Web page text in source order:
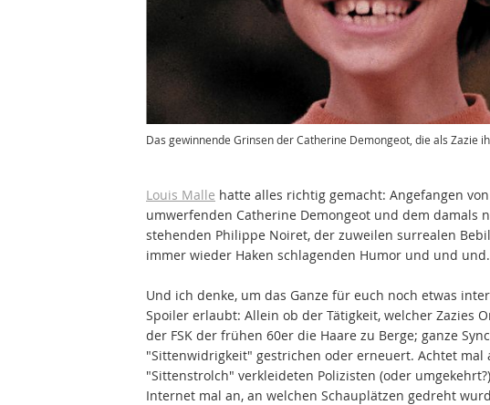
Das gewinnende Grinsen der Catherine Demongeot, die als Zazie
Louis Malle hatte alles richtig gemacht: Angefangen
umwerfenden Catherine Demongeot und dem damals
stehenden Philippe Noiret, der zuweilen surrealen
immer wieder Haken schlagenden Humor und und
Und ich denke, um das Ganze für euch noch etwas
Spoiler erlaubt: Allein ob der Tätigkeit, welcher Zazies
der FSK der frühen 60er die Haare zu Berge; ganze
"Sittenwidrigkeit" gestrichen oder erneuert. Achtet mal
"Sittenstrolch" verkleideten Polizisten (oder
Internet mal an, an welchen Schauplätzen gedreht